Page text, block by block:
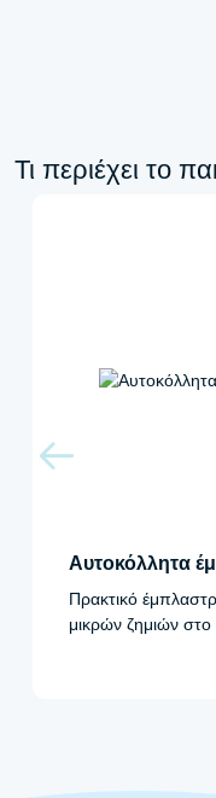
Τι περιέχει το
Αυτοκόλλητα
Πρακτικό
μικρών ζημιών